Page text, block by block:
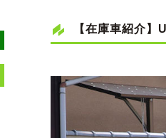
【在庫車紹介